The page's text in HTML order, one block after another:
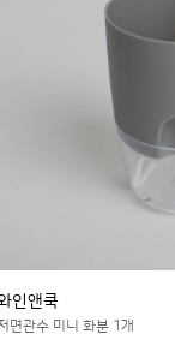
인앤쿡
면관수 미니 화분 1개